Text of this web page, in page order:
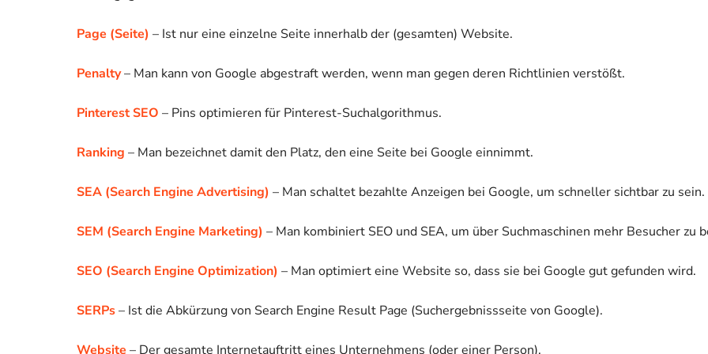
Page (Seite) – Ist nur eine einzelne Seite innerhalb der (gesamten) Website.
Penalty– Man kann von Google abgestraft werden, wenn man gegen deren Richtlinien verstößt.
Pinterest SEO – Pins optimieren für Pinterest-Suchalgorithmus.
Ranking – Man bezeichnet damit den Platz, den eine Seite bei Google einnimmt.
SEA (Search Engine Advertising) – Man schaltet bezahlte Anzeigen bei Google, um schneller sichtbar zu sein.
SEM (Search Engine Marketing) – Man kombiniert SEO und SEA, um über Suchmaschinen mehr Besucher zu
SEO (Search Engine Optimization) – Man optimiert eine Website so, dass sie bei Google gut gefunden wird.
SERPs– Ist die Abkürzung von Search Engine Result Page (Suchergebnissseite von Google).
Website – Der gesamte Internetauftritt eines Unternehmens (oder einer Person).